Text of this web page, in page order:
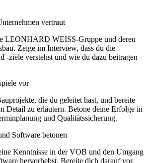
vertraut
LEONHARD WEISS-Gruppe und deren
Zeige im Interview, dass du die
-ziele verstehst und wie du dazu beitragen
vor
die du geleitet hast, und bereite
Detail zu erläutern. Betone deine Erfolge in
und Qualitätssicherung.
Software betonen
Kenntnisse in der VOB und den Umgang
hervorhebst. Bereite dich darauf vor,